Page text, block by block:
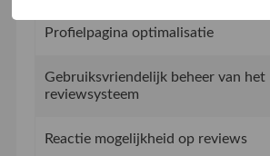
Profielpagina optimalisatie
Gebruiksvriendelijk beheer van het
reviewsysteem
Reactie mogelijkheid op reviews